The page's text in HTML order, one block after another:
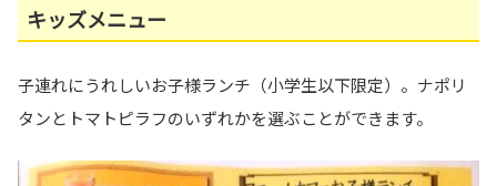
キッズメニュー
子連れにうれしいお子様ランチ（小学生以下限定）。ナポリ
タンとトマトピラフのいずれかを選ぶことができます。